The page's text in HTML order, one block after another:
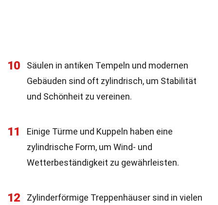
10
Säulen in antiken Tempeln und modernen
Gebäuden sind oft zylindrisch, um Stabilität
und Schönheit zu vereinen.
11
Einige Türme und Kuppeln haben eine
zylindrische Form, um Wind- und
Wetterbeständigkeit zu gewährleisten.
12
Zylinderförmige Treppenhäuser sind in vielen